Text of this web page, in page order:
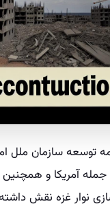
توسعه سازمان ملل
آمریکا و همچنین